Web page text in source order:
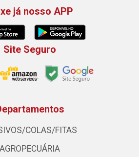
já nosso APP
Site Seguro
COLAS/FITAS
AGROPECUÁRIA